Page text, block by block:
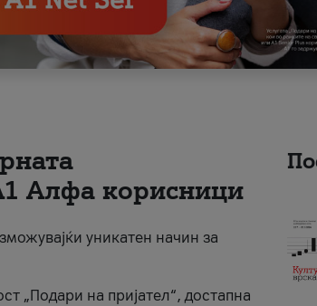
Алфа корисници
уникатен начин за
„Подари на пријател“, достапна